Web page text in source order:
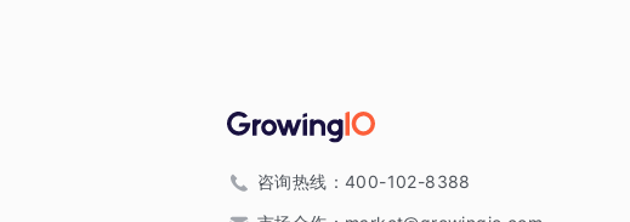
咨询热线： 400-102-8388